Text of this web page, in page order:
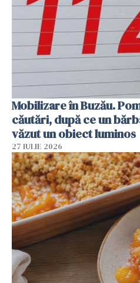
Mobilizare în Buzău.
căutări, după ce un
văzut un obiect luminos
27 IULIE 2026